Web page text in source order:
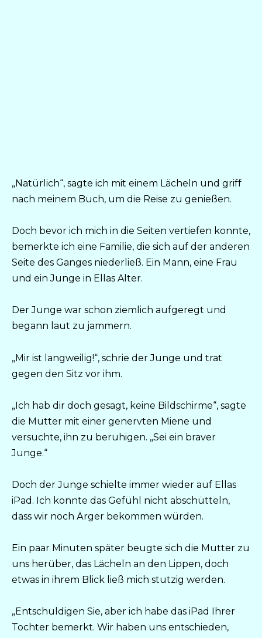
„Natürlich“, sagte ich mit einem Lächeln und griff
nach meinem Buch, um die Reise zu genießen.
Doch bevor ich mich in die Seiten vertiefen konnte,
bemerkte ich eine Familie, die sich auf der anderen
Seite des Ganges niederließ. Ein Mann, eine Frau
und ein Junge in Ellas Alter.
Der Junge war schon ziemlich aufgeregt und
begann laut zu jammern.
„Mir ist langweilig!“, schrie der Junge und trat
gegen den Sitz vor ihm.
„Ich hab dir doch gesagt, keine Bildschirme“, sagte
die Mutter mit einer genervten Miene und
versuchte, ihn zu beruhigen. „Sei ein braver
Junge.“
Doch der Junge schielte immer wieder auf Ellas
iPad. Ich konnte das Gefühl nicht abschütteln,
dass wir noch Ärger bekommen würden.
Ein paar Minuten später beugte sich die Mutter zu
uns herüber, das Lächeln an den Lippen, doch
etwas in ihrem Blick ließ mich stutzig werden.
„Entschuldigen Sie, aber ich habe das iPad Ihrer
Tochter bemerkt. Wir haben uns entschieden,